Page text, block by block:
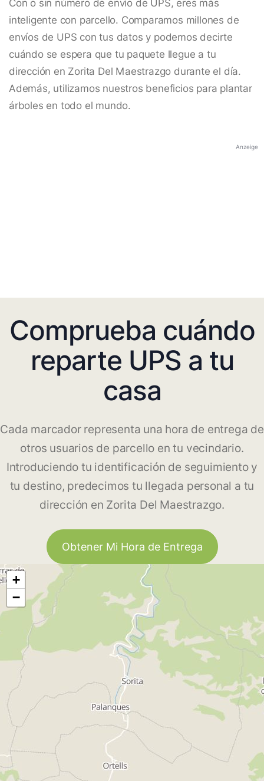
Con o sin número de envío de UPS, eres más
inteligente con parcello. Comparamos millones de
envíos de UPS con tus datos y podemos decirte
cuándo se espera que tu paquete llegue a tu
dirección en Zorita Del Maestrazgo durante el día.
Además, utilizamos nuestros beneficios para plantar
árboles en todo el mundo.
Anzeige
Comprueba cuándo
reparte UPS a tu
casa
Cada marcador representa una hora de entrega de
otros usuarios de parcello en tu vecindario.
Introduciendo tu identificación de seguimiento y
tu destino, predecimos tu llegada personal a tu
dirección en Zorita Del Maestrazgo.
Obtener Mi Hora de Entrega
+
−